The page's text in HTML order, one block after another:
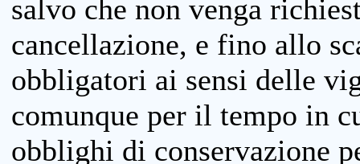
salvo che non venga
cancellazione, e fino allo
obbligatori ai sensi delle
comunque per il tempo in
obblighi di conservazione